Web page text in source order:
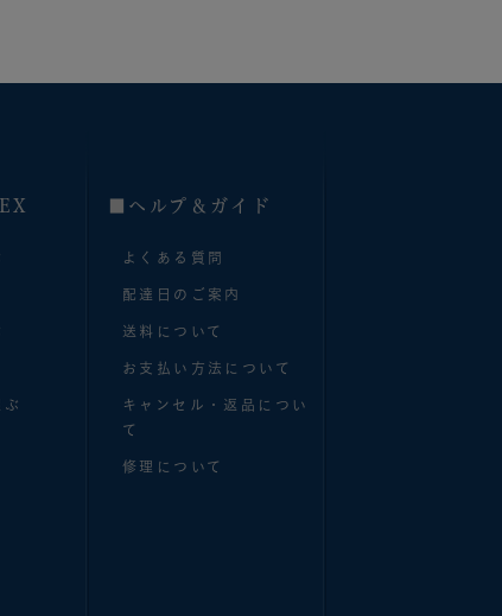
■へルプ＆ガイド
よくある質問
配達日のご案内
送料について
お支払い方法について
キャンセル・返品につい
て
修理について